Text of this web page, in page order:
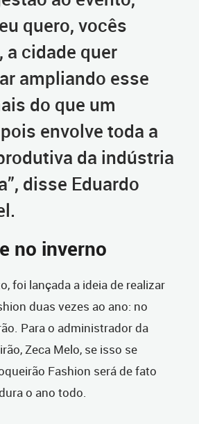
quero, vocês
a cidade quer
ampliando esse
do que um
envolve toda a
da indústria
disse Eduardo
no inverno
foi lançada a ideia de realizar
duas vezes ao ano: no
Para o administrador da
Zeca Melo, se isso se
Fashion será de fato
o ano todo.